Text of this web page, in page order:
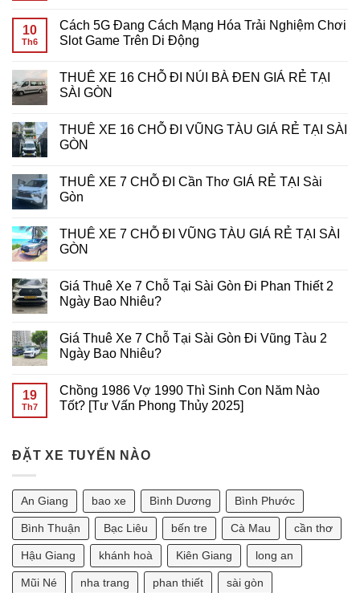
Chi
Tiết
Cho
Miễn
Phí:
Bí
Ưu
Hóa
Lợi
7d-
game
Giải
Thưởng
Khủng:
Chiến
Thắng
Giải
Tại
PHPUB
Slot
bình
luận
ở
Bao
Nhiêu
Data
Slot
Game
Di
Quyết
Tối
Ưu
Gaming
10
Th6
Cách 5G Đang Cách Mạng Hóa Trải Nghiệm Chơi
Slot Game Trên Di Động
bình
luận
ở
Đang
Cách
Mạng
Nghiệm
Chơi
Slot
Di
Động
THUÊ XE 16 CHỖ ĐI NÚI BÀ ĐEN GIÁ RẺ TẠI
SÀI GÒN
bình
luận
ở
16
CHỖ
ĐI
ĐEN
GIÁ
RẺ
GÒN
THUÊ XE 16 CHỖ ĐI VŨNG TÀU GIÁ RẺ TẠI SÀI
GÒN
bình
luận
ở
16
CHỖ
ĐI
GIÁ
RẺ
TẠI
THUÊ XE 7 CHỖ ĐI Cần Thơ GIÁ RẺ TẠI Sài
Gòn
bình
luận
ở
7
CHỖ
ĐI
GIÁ
RẺ
TẠI
THUÊ XE 7 CHỖ ĐI VŨNG TÀU GIÁ RẺ TẠI SÀI
GÒN
bình
luận
ở
7
CHỖ
ĐI
GIÁ
RẺ
TẠI
Giá Thuê Xe 7 Chỗ Tại Sài Gòn Đi Phan Thiết 2
Ngày Bao Nhiêu?
bình
luận
ở
Xe
7
Chỗ
Đi
Phan
Ngày
Bao
Nhiêu?
Giá Thuê Xe 7 Chỗ Tại Sài Gòn Đi Vũng Tàu 2
Ngày Bao Nhiêu?
bình
luận
ở
7
Chỗ
Đi
Vũng
Tàu
Ngày
Bao
Nhiêu?
19
Th7
Chồng 1986 Vợ 1990 Thì Sinh Con Năm Nào
Tốt? [Tư Vấn Phong Thủy 2025]
luận
ở
1990
Thì
Sinh
Con
Năm
Nào
Tốt?
ĐẶT XE TUYẾN NÀO
An Giang bao xe Bình Dương Bình Phước
Bình Thuận Bạc Liêu bến tre Cà Mau cần thơ
Hậu Giang khánh hoà Kiên Giang long an
Mũi Né nha trang phan thiết sài gòn